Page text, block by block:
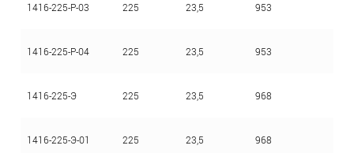
1416-225-Р-03 225 23,5 953
1416-225-Р-04 225 23,5 953
1416-225-Э 225 23,5 968
1416-225-Э-01 225 23,5 968